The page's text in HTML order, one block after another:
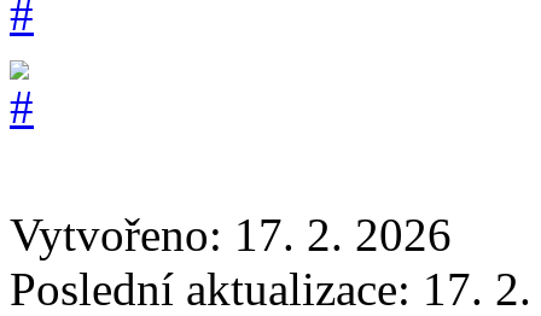
Vytvořeno: 17. 2. 2026
Poslední aktualizace: 17.